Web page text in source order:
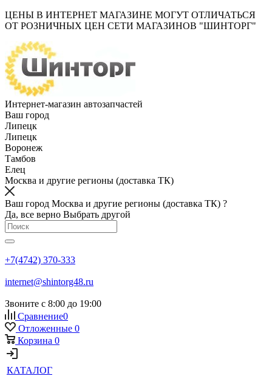
ЦЕНЫ В ИНТЕРНЕТ МАГАЗИНЕ МОГУТ ОТЛИЧАТЬСЯ
ОТ РОЗНИЧНЫХ ЦЕН СЕТИ МАГАЗИНОВ "ШИНТОРГ"
Интернет-магазин автозапчастей
Ваш город
Липецк
Липецк
Воронеж
Тамбов
Елец
Москва и другие регионы (доставка ТК)
Ваш город Москва и другие регионы (доставка ТК) ?
Да, все верно Выбрать другой
+7(4742) 370-333
internet@shintorg48.ru
Звоните с 8:00 до 19:00
Сравнение0
Отложенные 0
Корзина 0
КАТАЛОГ